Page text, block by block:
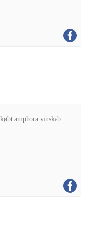
amphora vinskab